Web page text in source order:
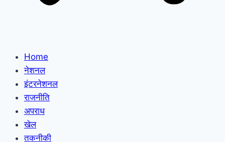
Home
नेशनल
इंटरनेशनल
राजनीति
अपराध
खेल
तकनीकी